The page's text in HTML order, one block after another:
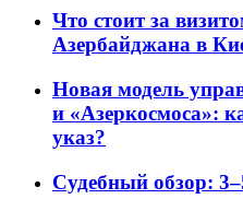
Что стоит за
Азербайджана в
Новая модель
и «Азеркосмоса»:
указ?
Судебный обзор: